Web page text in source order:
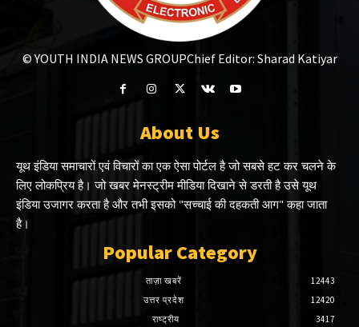
© YOUTH INDIA NEWS GROUPChief Editor: Sharad Katiyar
About Us
यूथ इंडिया समाचारों एवं विचारों का एक ऐसा पोर्टल है जो सबसे हट कर चलने के
लिए लोकप्रिय है। जो खबर मेनस्ट्रीम मीडिया दिखाने से डरती है उसे यूथ
इंडिया उजागर करता है और तभी इसको "सच्चाई की दहकती आग" कहा जाता
है।
Popular Category
ताज़ा खबरें
12443
उत्तर प्रदेश
12420
राष्ट्रीय
3417